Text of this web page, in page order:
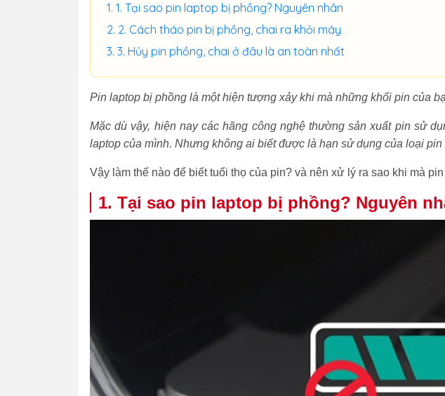
1. Tại sao pin laptop bị phồng? Nguyên nhân
2. Cách tháo pin bị phồng, chai ra khỏi máy
3. Hủy pin phồng, chai ở đâu là an toàn nhất
Pin laptop bị phồng là một hiện tượng xảy khi mà những khối pin của
Mặc dù vậy, hiện nay các hãng công nghệ thường sản xuất pin sử
laptop của mình. Nhưng không ai biết được là hạn sử dụng của loại
Vậy làm thế nào để biết tuổi thọ của pin? và nên xử lý ra sao khi mà
1. Tại sao pin laptop bị phồng? Nguyên